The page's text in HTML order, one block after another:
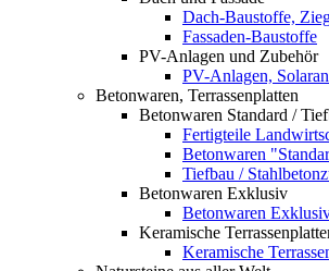
Dach-Baustoffe,
Fassaden-Baustoffe
PV-Anlagen und Zubehör
PV-Anlagen,
Betonwaren, Terrassenplatten
Betonwaren Standard /
Fertigteile
Betonwaren
Tiefbau /
Betonwaren Exklusiv
Betonwaren
Keramische
Keramische